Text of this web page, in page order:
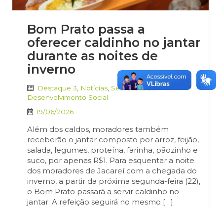
Bom Prato passa a
oferecer caldinho no jantar
durante as noites de
inverno
Destaque 3 Notícias Secretaria de
Desenvolvimento Social
19/06/2026
Além dos caldos, moradores também
receberão o jantar composto por arroz, feijão,
salada, legumes, proteína, farinha, pãozinho e
suco, por apenas R$1. Para esquentar a noite
dos moradores de Jacareí com a chegada do
inverno, a partir da próxima segunda-feira (22),
o Bom Prato passará a servir caldinho no
jantar. A refeição seguirá no mesmo […]